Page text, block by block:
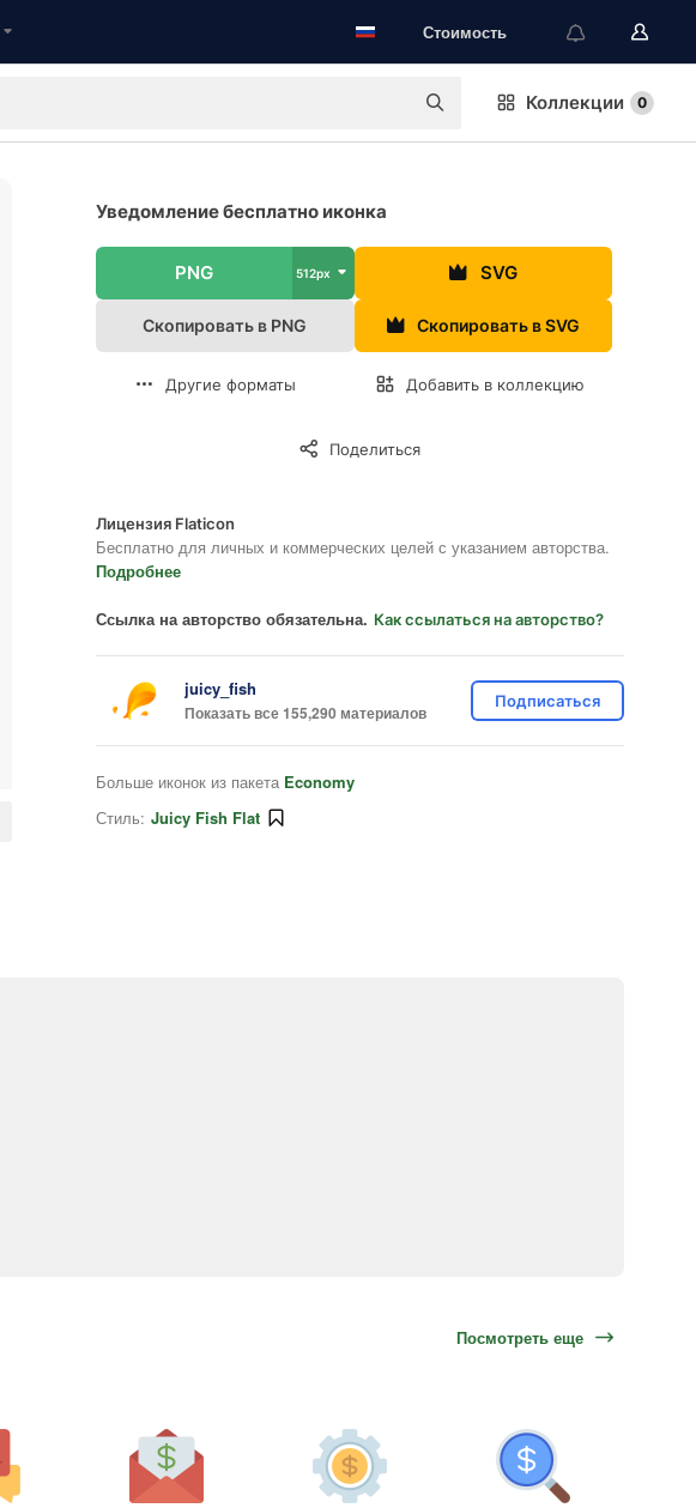
Стоимость
Коллекции 0
Уведомление бесплатно иконка
PNG 512px SVG
Скопировать в PNG Скопировать в SVG
Другие форматы Добавить в коллекцию
Поделиться
Лицензия Flaticon
Бесплатно для личных и коммерческих целей с указанием авторства.
Подробнее
Ссылка на авторство обязательна. Как ссылаться на авторство?
juicy_fish
Показать все 155,290 материалов
Подписаться
Больше иконок из пакета Economy
Стиль: Juicy Fish Flat
Посмотреть еще